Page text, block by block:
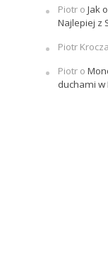
Piotro Jak
Najlepiej z
Piotr
Piotro
duchami w